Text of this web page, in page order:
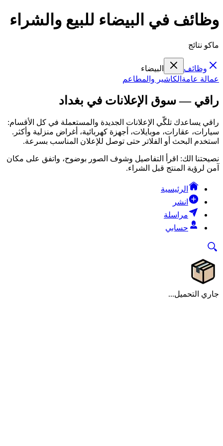
وظائف في البيضاء للبيع والشراء
ماكو نتائج
وظائف
البيضاء
عمالة عامة الكاشير والمطاعم
راقي — سوق الإعلانات في بغداد
راقي يساعدك تلگّي الإعلانات الجديدة والمستعملة في كل الأقسام:
سيارات، عقارات، موبايلات، أجهزة كهربائية، أغراض منزلية وأكثر.
استخدم البحث أو الفلاتر حتى توصل للإعلان المناسب بسرعة.
نصيحتنا الك: اقرأ التفاصيل وشوف الصور بوضوح، واتفق على مكان
آمن لرؤية المنتج قبل الشراء.
الرئيسية
انشر
مراسلة
حسابي
جاري التحميل...